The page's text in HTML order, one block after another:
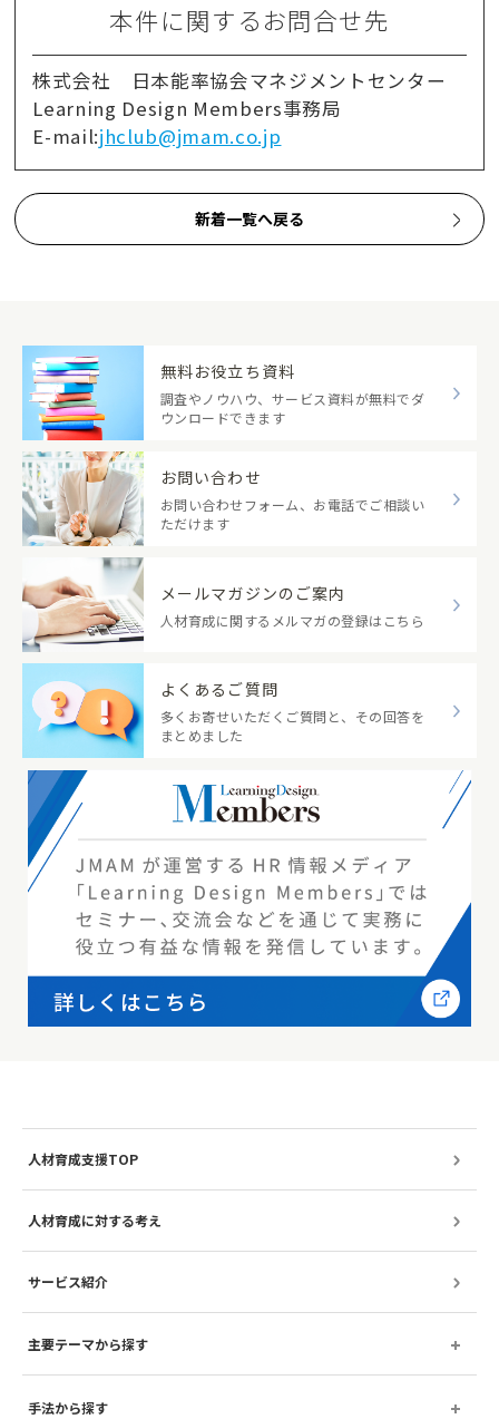
本件に関するお問合せ先
株式会社 日本能率協会マネジメントセンター
Learning Design Members事務局
E-mail:jhclub@jmam.co.jp
新着一覧へ戻る
無料お役立ち資料
調査やノウハウ、サービス資料が無料でダ
ウンロードできます
お問い合わせ
お問い合わせフォーム、お電話でご相談い
ただけます
メールマガジンのご案内
人材育成に関するメルマガの登録はこちら
よくあるご質問
多くお寄せいただくご質問と、その回答を
まとめました
人材育成支援TOP
人材育成に対する考え
サービス紹介
主要テーマから探す
手法から探す